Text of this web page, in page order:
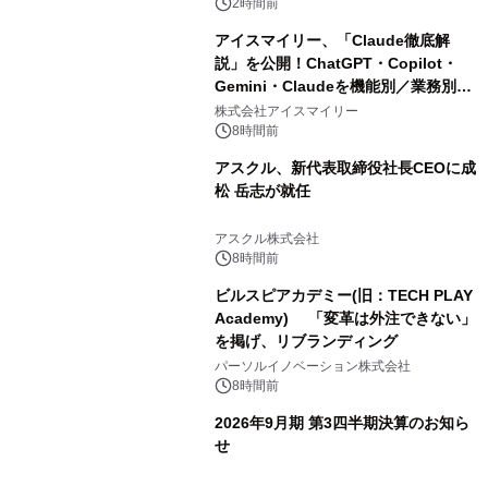
アイスマイリー、「Claude徹底解
説」を公開！ChatGPT・Copilot・
Gemini・Claudeを機能別／業務別に
比較―自社に合う生成AIの選び方がわ
かる実践ガイド
株式会社アイスマイリー
8時間前
アスクル、新代表取締役社長CEOに成
松 岳志が就任
アスクル株式会社
8時間前
ビルスピアカデミー(旧：TECH PLAY
Academy) 「変革は外注できない」
を掲げ、リブランディング
パーソルイノベーション株式会社
8時間前
2026年9月期 第3四半期決算のお知ら
せ